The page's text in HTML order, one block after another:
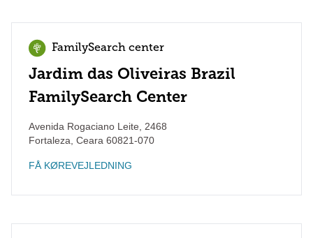
FamilySearch center
Jardim das Oliveiras Brazil
FamilySearch Center
Avenida Rogaciano Leite, 2468
Fortaleza Ceara 60821-070
FÅ KØREVEJLEDNING